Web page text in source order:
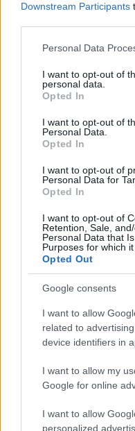
Downstream Participants
Please note that this
not limited to your visit or
grant or deny consent to
use your data for below
consent section.
Personal Data
I want to opt-out of
personal data.
Opted In
I want to opt-out of
Personal Data.
Opted In
I want to opt-out of
Personal Data for
Opted In
I want to opt-out of
Retention, Sale,
Personal Data that
Purposes for which it
Opted Out
Google consents
I want to allow
related to
device identifiers in
I want to allow my
Google for online
I want to allow
personalized
Napjainkban az
Magyarországon
A levegő
hulladék nyílt
hulladékokra is
jogszabály
Ezt a kivételt
avarégetés
települések
dönthetnek
gyakorlatot.
Ennek